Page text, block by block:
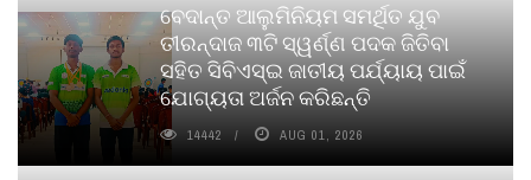
ବେଦାନ୍ତ ଆଲୁମିନିୟମ ସମର୍ଥିତ ଯୁବ
ତୀରନ୍ଦାଜ ୩ଟି ସ୍ୱର୍ଣ୍ଣ ପଦକ ଜିତିବା
ସହିତ ସିବିଏସ୍ଇ ଜାତୀୟ ପର୍ଯ୍ୟାୟ ପାଇଁ
ଯୋଗ୍ୟତା ଅର୍ଜନ କରିଛନ୍ତି
14442 AUG 01, 2026